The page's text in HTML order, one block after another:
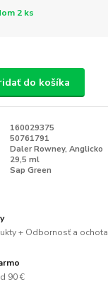
2 ks
do košíka
160029375
50761791
Daler Rowney, Anglicko
29,5 ml
Sap Green
+ Odbornosť a ochota
90 €